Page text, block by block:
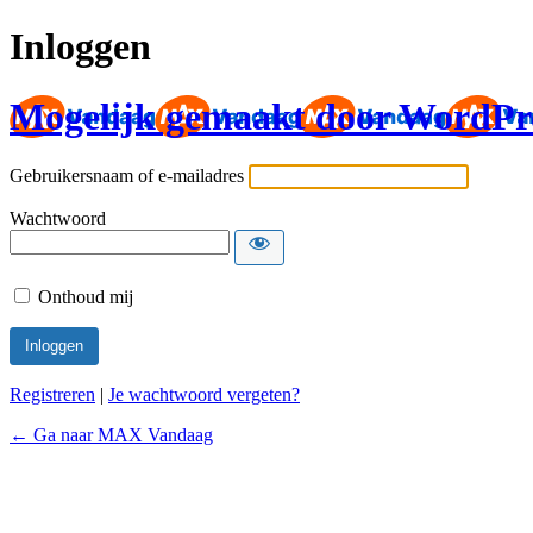
Inloggen
Mogelijk gemaakt door
Gebruikersnaam of e-mailadres
Wachtwoord
Onthoud mij
Registreren | Je wachtwoord vergeten?
← Ga naar MAX Vandaag